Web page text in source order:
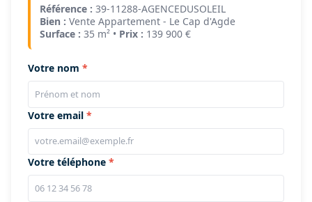
Référence : 39-11288-AGENCEDUSOLEIL
Bien : Vente Appartement - Le Cap d'Agde
Surface : 35 m² • Prix : 139 900 €
Votre nom
Votre email
Votre téléphone